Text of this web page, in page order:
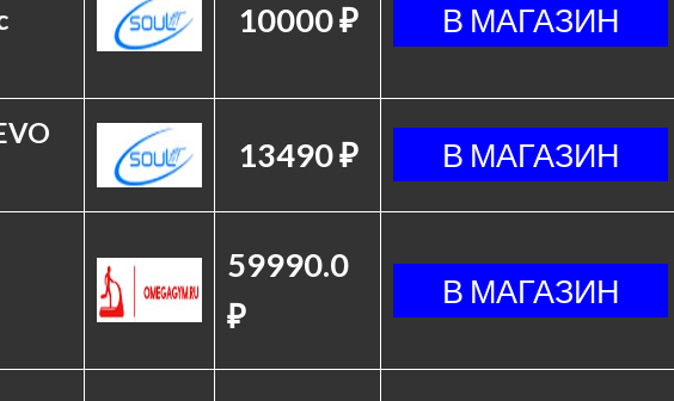
10000 ₽
13490 ₽
59990.0
₽